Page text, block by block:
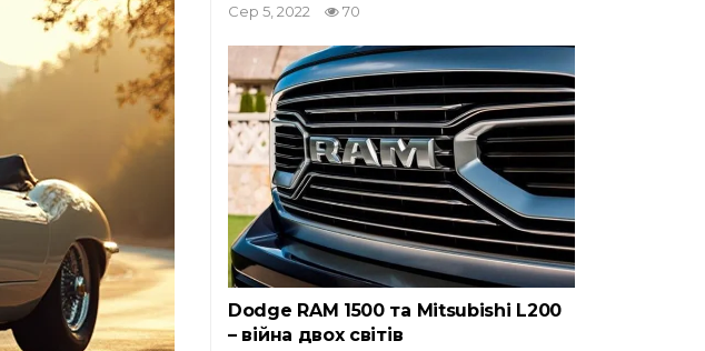
Сер 5, 2022 70
Dodge RAM 1500 та Mitsubishi L200
– війна двох світів